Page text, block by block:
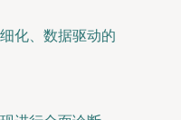
化、数据驱动的